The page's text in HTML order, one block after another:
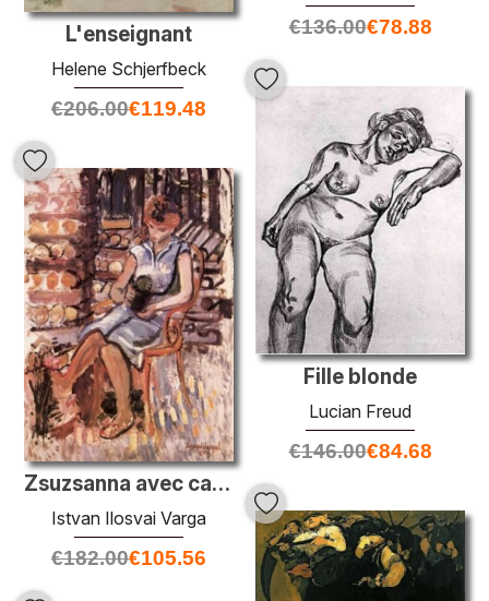
€136.00€78.88
L'enseignant
Helene Schjerfbeck
€206.00€119.48
Fille blonde
Lucian Freud
€146.00€84.68
Zsuzsanna avec cactus
Istvan Ilosvai Varga
€182.00€105.56